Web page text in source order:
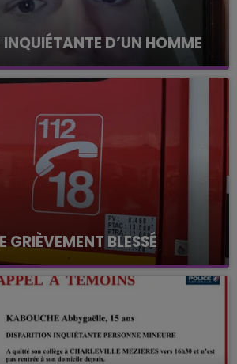
D’UN HOMME
GRIÈVEMENT BLESSÉ